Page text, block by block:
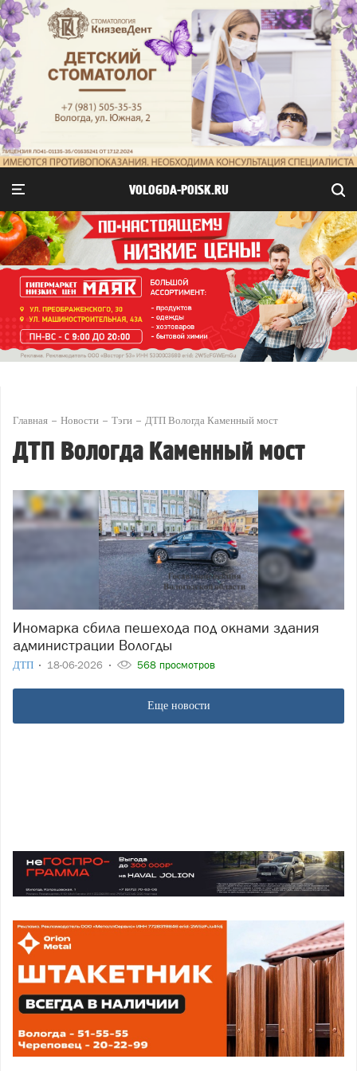
VOLOGDA-POISK.RU
Главная Новости Тэги ДТП Вологда Каменный мост
ДТП Вологда Каменный мост
Иномарка сбила пешехода под окнами здания
администрации Вологды
ДТП 18-06-2026 568 просмотров
Еще новости